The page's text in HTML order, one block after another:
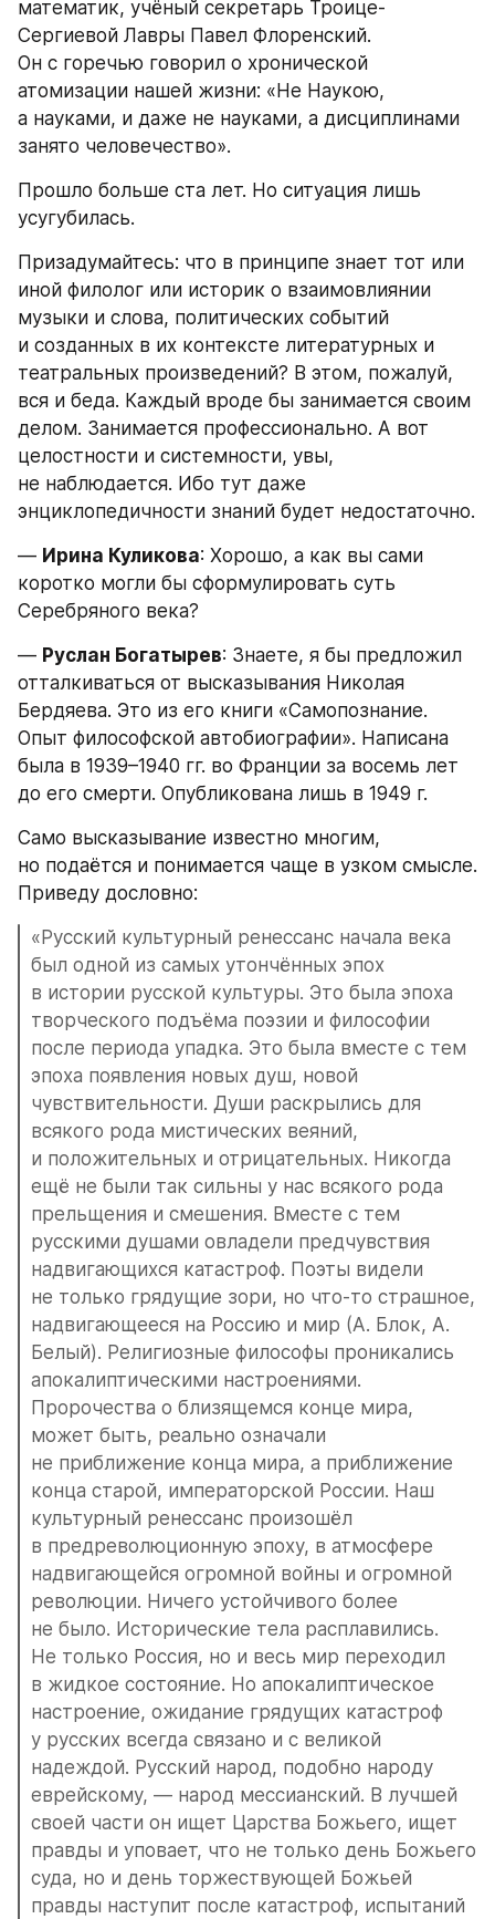
математик, учёный секретарь Троице-
Сергиевой Лавры Павел Флоренский.
Он с горечью говорил о хронической
атомизации нашей жизни: «Не Наукою,
а науками, и даже не науками, а дисциплинами
занято человечество».
Прошло больше ста лет. Но ситуация лишь
усугубилась.
Призадумайтесь: что в принципе знает тот или
иной филолог или историк о взаимовлиянии
музыки и слова, политических событий
и созданных в их контексте литературных и
театральных произведений? В этом, пожалуй,
вся и беда. Каждый вроде бы занимается своим
делом. Занимается профессионально. А вот
целостности и системности, увы,
не наблюдается. Ибо тут даже
энциклопедичности знаний будет недостаточно.
— Ирина Куликова: Хорошо, а как вы сами
коротко могли бы сформулировать суть
Серебряного века?
— Руслан Богатырев: Знаете, я бы предложил
отталкиваться от высказывания Николая
Бердяева. Это из его книги «Самопознание.
Опыт философской автобиографии». Написана
была в 1939–1940 гг. во Франции за восемь лет
до его смерти. Опубликована лишь в 1949 г.
Само высказывание известно многим,
но подаётся и понимается чаще в узком смысле.
Приведу дословно:
«Русский культурный ренессанс начала века
был одной из самых утончённых эпох
в истории русской культуры. Это была эпоха
творческого подъёма поэзии и философии
после периода упадка. Это была вместе с тем
эпоха появления новых душ, новой
чувствительности. Души раскрылись для
всякого рода мистических веяний,
и положительных и отрицательных. Никогда
ещё не были так сильны у нас всякого рода
прельщения и смешения. Вместе с тем
русскими душами овладели предчувствия
надвигающихся катастроф. Поэты видели
не только грядущие зори, но что-то страшное,
надвигающееся на Россию и мир (А. Блок, А.
Белый). Религиозные философы проникались
апокалиптическими настроениями.
Пророчества о близящемся конце мира,
может быть, реально означали
не приближение конца мира, а приближение
конца старой, императорской России. Наш
культурный ренессанс произошёл
в предреволюционную эпоху, в атмосфере
надвигающейся огромной войны и огромной
революции. Ничего устойчивого более
не было. Исторические тела расплавились.
Не только Россия, но и весь мир переходил
в жидкое состояние. Но апокалиптическое
настроение, ожидание грядущих катастроф
у русских всегда связано и с великой
надеждой. Русский народ, подобно народу
еврейскому, — народ мессианский. В лучшей
своей части он ищет Царства Божьего, ищет
правды и уповает, что не только день Божьего
суда, но и день торжествующей Божьей
правды наступит после катастроф, испытаний